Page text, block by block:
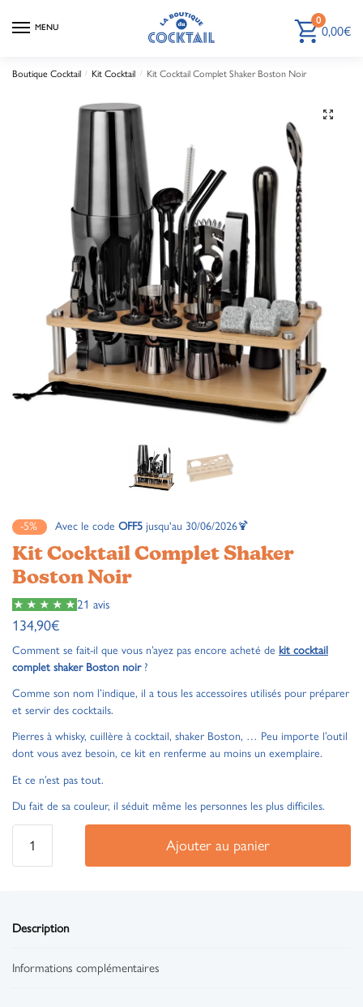
MENU
0
0,00€
Boutique Cocktail / Kit Cocktail / Kit Cocktail Complet Shaker Boston Noir
🔍
-5% Avec le code OFF5 jusqu'au 30/06/2026🍹
Kit Cocktail Complet Shaker
Boston Noir
21 avis
134,90€
Comment se fait-il que vous n’ayez pas encore acheté de kit cocktail
complet shaker Boston noir?
Comme son nom l’indique, il a tous les accessoires utilisés pour préparer
et servir des cocktails.
Pierres à whisky, cuillère à cocktail, shaker Boston, … Peu importe l’outil
dont vous avez besoin, ce kit en renferme au moins un exemplaire.
Et ce n’est pas tout.
Du fait de sa couleur, il séduit même les personnes les plus difficiles.
Ajouter au panier
Description
Informations complémentaires